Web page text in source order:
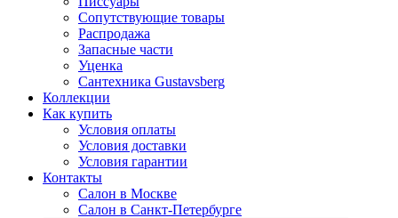
Сопутствующие товары
Распродажа
Запасные части
Уценка
Сантехника Gustavsberg
Коллекции
Как купить
Условия оплаты
Условия доставки
Условия гарантии
Контакты
Салон в Москве
Салон в Санкт-Петербурге